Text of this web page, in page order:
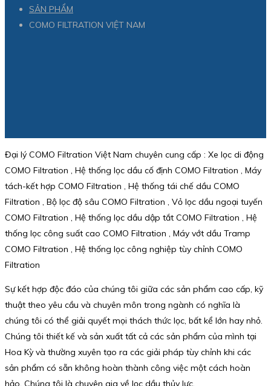
SẢN PHẨM
COMO FILTRATION VIỆT NAM
Đại lý COMO Filtration Việt Nam chuyên cung cấp : Xe lọc di động
COMO Filtration , Hệ thống lọc dầu cố định COMO Filtration , Máy
tách-kết hợp COMO Filtration , Hệ thống tái chế dầu COMO
Filtration , Bộ lọc độ sâu COMO Filtration , Vỏ lọc dầu ngoại tuyến
COMO Filtration , Hệ thống lọc dầu dập tắt COMO Filtration , Hệ
thống lọc công suất cao COMO Filtration , Máy vớt dầu Tramp
COMO Filtration , Hệ thống lọc công nghiệp tùy chỉnh COMO
Filtration
Sự kết hợp độc đáo của chúng tôi giữa các sản phẩm cao cấp, kỹ
thuật theo yêu cầu và chuyên môn trong ngành có nghĩa là
chúng tôi có thể giải quyết mọi thách thức lọc, bất kể lớn hay nhỏ.
Chúng tôi thiết kế và sản xuất tất cả các sản phẩm của mình tại
Hoa Kỳ và thường xuyên tạo ra các giải pháp tùy chỉnh khi các
sản phẩm có sẵn không hoàn thành công việc một cách hoàn
hảo. Chúng tôi là chuyên gia về lọc dầu thủy lực.